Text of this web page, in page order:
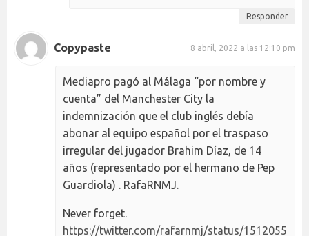
Responder
Copypaste 8 abril, 2022 a las 12:10 pm
Mediapro pagó al Málaga “por nombre y
cuenta” del Manchester City la
indemnización que el club inglés debía
abonar al equipo español por el traspaso
irregular del jugador Brahim Díaz, de 14
años (representado por el hermano de Pep
Guardiola) . RafaRNMJ.
Never forget.
https://twitter.com/rafarnmj/status/1512055